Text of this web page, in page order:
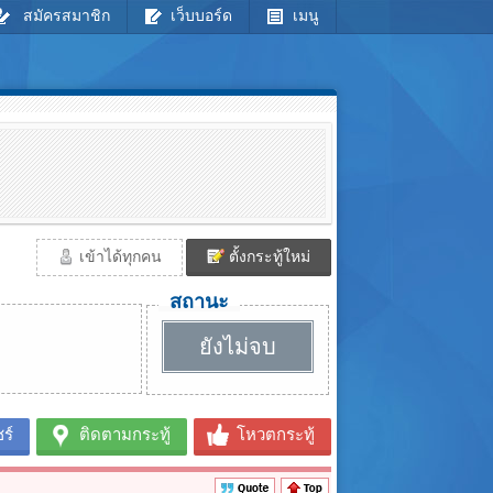
สมัครสมาชิก เว็บบอร์ด เมนู
เข้าได้ทุกคน ตั้งกระทู้ใหม่
สถานะ
ยังไม่จบ
ร์ ติดตามกระทู้ โหวตกระทู้